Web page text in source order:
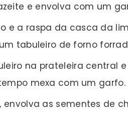
e envolva com um
e a raspa da casca da
tabuleiro de forno
na prateleira central
mexa com um garfo.
envolva as sementes de